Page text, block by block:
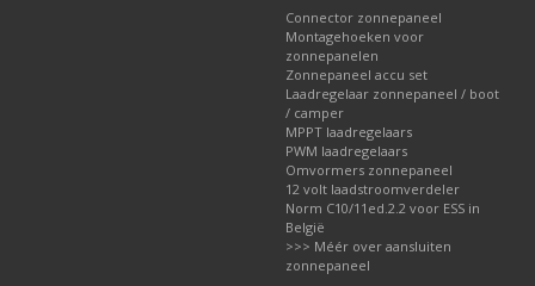
Connector zonnepaneel
Montagehoeken voor
zonnepanelen
Zonnepaneel accu set
Laadregelaar zonnepaneel / boot
/ camper
MPPT laadregelaars
PWM laadregelaars
Omvormers zonnepaneel
12 volt laadstroomverdeler
Norm C10/11ed.2.2 voor ESS in
België
>>> Méér over aansluiten
zonnepaneel